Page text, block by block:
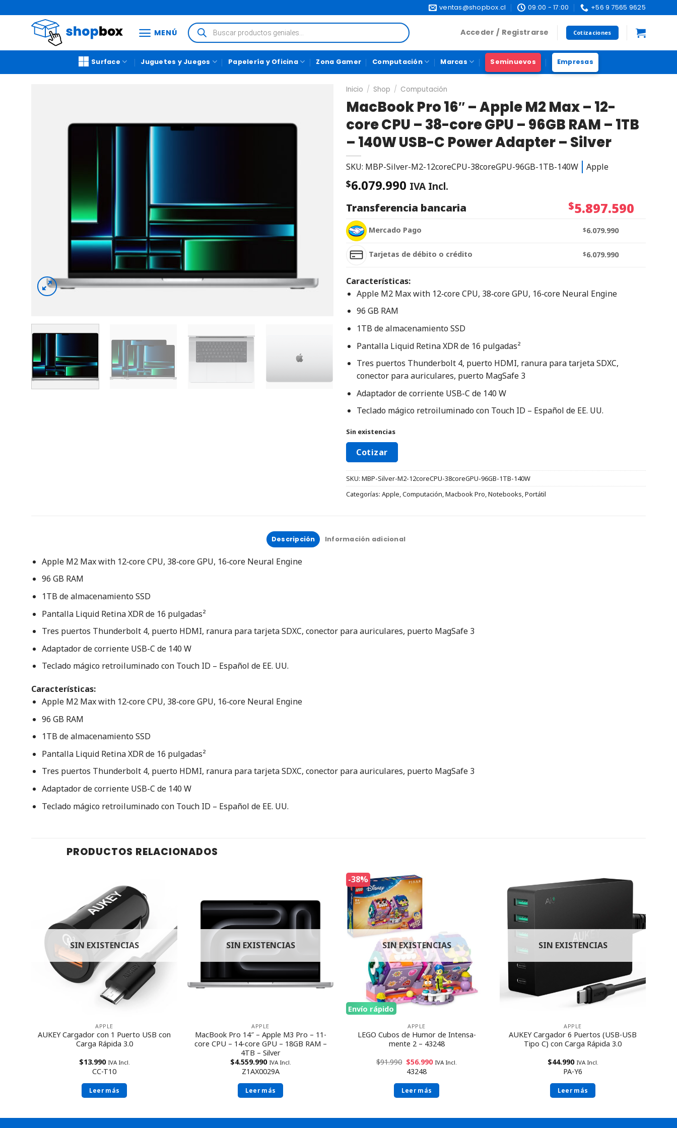
ventas@shopbox.cl 09:00 - 17:00 +56 9 7565 9625
MENÚ Acceder / Registrarse Cotizaciones
Surface Juguetes y Juegos Papelería y Oficina Zona Gamer Computación Marcas Seminuevos Empresas
Inicio / Shop / Computación
MacBook Pro 16″ – Apple M2 Max – 12-
core CPU – 38-core GPU – 96GB RAM – 1TB
– 140W USB-C Power Adapter – Silver
SKU: MBP-Silver-M2-12coreCPU-38coreGPU-96GB-1TB-140W Apple
$6.079.990 IVA Incl.
Transferencia bancaria
$5.897.590
Mercado Pago $6.079.990
Tarjetas de débito o crédito $6.079.990
Características:
Apple M2 Max with 12‑core CPU, 38‑core GPU, 16‑core Neural Engine
96 GB RAM
1TB de almacenamiento SSD
Pantalla Liquid Retina XDR de 16 pulgadas²
Tres puertos Thunderbolt 4, puerto HDMI, ranura para tarjeta SDXC,
conector para auriculares, puerto MagSafe 3
Adaptador de corriente USB-C de 140 W
Teclado mágico retroiluminado con Touch ID – Español de EE. UU.
Sin existencias
Cotizar
SKU: MBP-Silver-M2-12coreCPU-38coreGPU-96GB-1TB-140W
Categorías: Apple,Computación,Macbook Pro,Notebooks,Portátil
Descripción Información adicional
Apple M2 Max with 12‑core CPU, 38‑core GPU, 16‑core Neural Engine
96 GB RAM
1TB de almacenamiento SSD
Pantalla Liquid Retina XDR de 16 pulgadas²
Tres puertos Thunderbolt 4, puerto HDMI, ranura para tarjeta SDXC, conector para auriculares, puerto MagSafe 3
Adaptador de corriente USB-C de 140 W
Teclado mágico retroiluminado con Touch ID – Español de EE. UU.
Características:
Apple M2 Max with 12‑core CPU, 38‑core GPU, 16‑core Neural Engine
96 GB RAM
1TB de almacenamiento SSD
Pantalla Liquid Retina XDR de 16 pulgadas²
Tres puertos Thunderbolt 4, puerto HDMI, ranura para tarjeta SDXC, conector para auriculares, puerto MagSafe 3
Adaptador de corriente USB-C de 140 W
Teclado mágico retroiluminado con Touch ID – Español de EE. UU.
PRODUCTOS RELACIONADOS
SIN EXISTENCIAS
APPLE
AUKEY Cargador con 1 Puerto USB con
Carga Rápida 3.0
$13.990 IVA Incl.
CC-T10
Leer más
SIN EXISTENCIAS
APPLE
MacBook Pro 14″ – Apple M3 Pro – 11-
core CPU – 14-core GPU – 18GB RAM –
4TB – Silver
$4.559.990 IVA Incl.
Z1AX0029A
Leer más
-38%
Envío rápido
SIN EXISTENCIAS
APPLE
LEGO Cubos de Humor de Intensa-
mente 2 – 43248
$91.990 $56.990 IVA Incl.
43248
Leer más
SIN EXISTENCIAS
APPLE
AUKEY Cargador 6 Puertos (USB-USB
Tipo C) con Carga Rápida 3.0
$44.990 IVA Incl.
PA-Y6
Leer más